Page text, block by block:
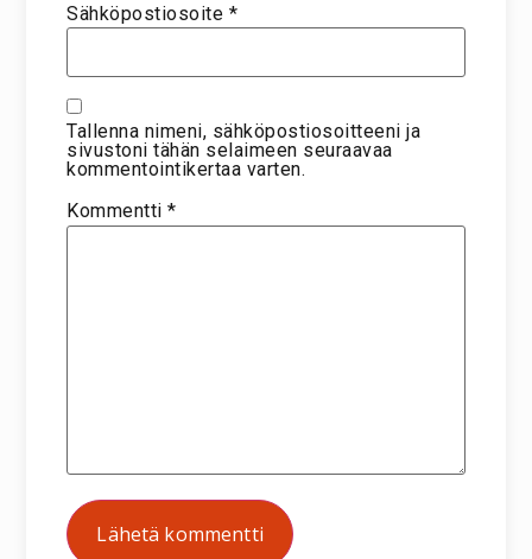
Sähköpostiosoite *
Tallenna nimeni, sähköpostiosoitteeni ja
sivustoni tähän selaimeen seuraavaa
kommentointikertaa varten.
Kommentti*